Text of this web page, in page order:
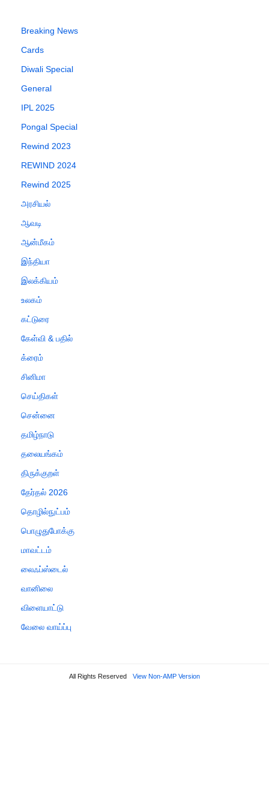
Breaking News
Cards
Diwali Special
General
IPL 2025
Pongal Special
Rewind 2023
REWIND 2024
Rewind 2025
அரசியல்
ஆவடி
ஆன்மீகம்
இந்தியா
இலக்கியம்
உலகம்
கட்டுரை
கேள்வி & பதில்
க்ரைம்
சினிமா
செய்திகள்
சென்னை
தமிழ்நாடு
தலையங்கம்
திருக்குறள்
தேர்தல் 2026
தொழில்நுட்பம்
பொழுதுபோக்கு
மாவட்டம்
லைஃப்ஸ்டைல்
வானிலை
விளையாட்டு
வேலை வாய்ப்பு
All Rights Reserved View Non-AMP Version